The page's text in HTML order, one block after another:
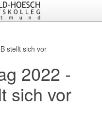
stellt sich vor
2022 -
sich vor